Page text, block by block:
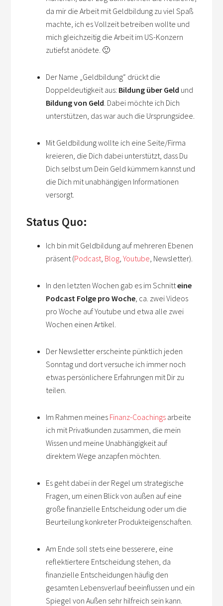
da mir die Arbeit mit Geldbildung zu viel Spaß
machte, ich es Vollzeit betreiben wollte und
mich gleichzeitig die Arbeit im US-Konzern
zutiefst anödete. 🙂
Der Name „Geldbildung“ drückt die
Doppeldeutigkeit aus: Bildung über Geld und
Bildung von Geld . Dabei möchte ich Dich
unterstützen, das war auch die Ursprungsidee.
Mit Geldbildung wollte ich eine Seite/Firma
kreieren, die Dich dabei unterstützt, dass Du
Dich selbst um Dein Geld kümmern kannst und
die Dich mit unabhängigen Informationen
versorgt.
Status Quo:
Ich bin mit Geldbildung auf mehreren Ebenen
präsent (Podcast Blog ,Youtube , Newsletter).
In den letzten Wochen gab es im Schnitteine
Podcast Folge pro Woche , ca. zwei Videos
pro Woche auf Youtube und etwa alle zwei
Wochen einen Artikel.
Der Newsletter erscheinte pünktlich jeden
Sonntag und dort versuche ich immer noch
etwas persönlichere Erfahrungen mit Dir zu
teilen.
Im Rahmen meines Finanz-Coachings arbeite
ich mit Privatkunden zusammen, die mein
Wissen und meine Unabhängigkeit auf
direktem Wege anzapfen möchten.
Es geht dabei in der Regel um strategische
Fragen, um einen Blick von außen auf eine
große finanzielle Entscheidung oder um die
Beurteilung konkreter Produkteigenschaften.
Am Ende soll stets eine besserere, eine
reflektiertere Entscheidung stehen, da
finanzielle Entscheidungen häufig den
gesamten Lebensverlauf beeinflussen und ein
Spiegel von Außen sehr hilfreich sein kann.